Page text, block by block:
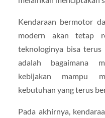
Kendaraan bermotor
modern akan tetap
teknologinya bisa terus
adalah bagaimana
kebijakan mampu
kebutuhan yang terus
Pada akhirnya,